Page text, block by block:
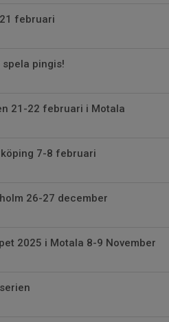
februari
pingis!
21-22 februari i Motala
7-8 februari
26-27 december
2025 i Motala 8-9 November